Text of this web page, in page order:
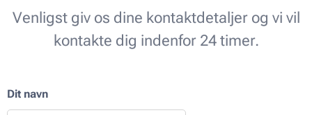
Venligst giv os dine kontaktdetaljer og vi vil
kontakte dig indenfor 24 timer.
Dit navn